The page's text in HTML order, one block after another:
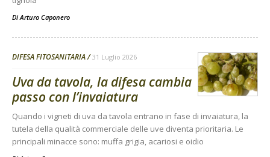
DiArturo Caponero
DIFESA FITOSANITARIA 31 Luglio 2026
Uva da tavola, la difesa cambia
passo con l’invaiatura
Quando i vigneti di uva da tavola entrano in fase di invaiatura, la
tutela della qualità commerciale delle uve diventa prioritaria. Le
principali minacce sono: muffa grigia, acariosi e oidio